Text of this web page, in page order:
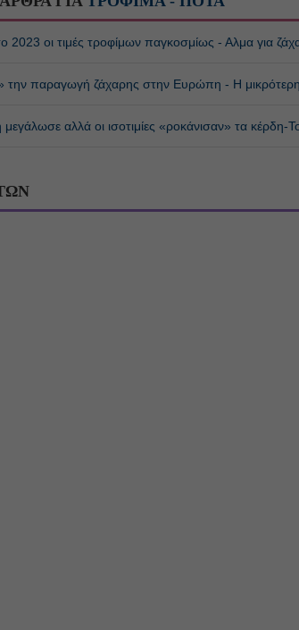
2023 οι τιμές τροφίμων παγκοσμίως - Αλμα για
την παραγωγή ζάχαρης στην Ευρώπη - Η
αλλά οι ισοτιμίες «ροκάνισαν» τα